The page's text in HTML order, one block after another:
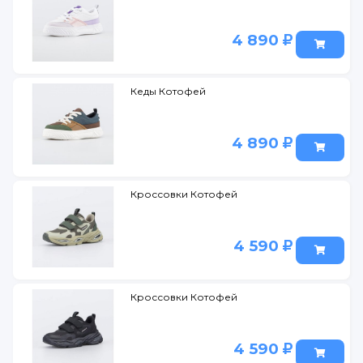
4 890
Кеды Котофей
4 890
Кроссовки Котофей
4 590
Кроссовки Котофей
4 590